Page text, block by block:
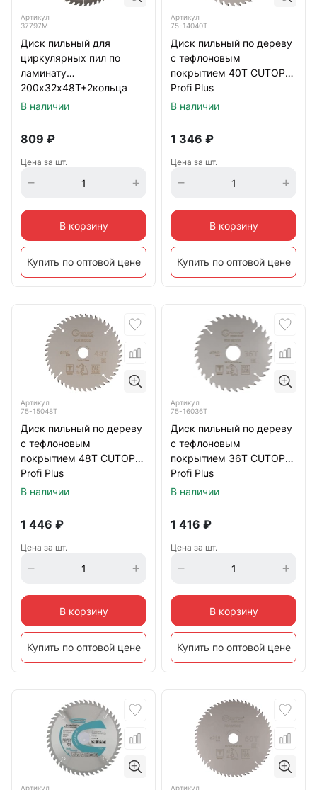
Артикул
37797М
Диск пильный для
циркулярных пил по
ламинату
200х32х48Т+2кольца
32/30 и 30/20 мм
В наличии
809 ₽
Цена за шт.
В корзину
Купить по оптовой цене
Артикул
75-14040Т
Диск пильный по дереву
с тефлоновым
покрытием 40Т CUTOP
Profi Plus
140х1,2/1,8х20/16/12 мм
В наличии
1 346 ₽
Цена за шт.
В корзину
Купить по оптовой цене
Артикул
75-15048Т
Диск пильный по дереву
с тефлоновым
покрытием 48Т CUTOP
Profi Plus
150х1,3/2,0х20/16/12 мм
В наличии
1 446 ₽
Цена за шт.
В корзину
Купить по оптовой цене
Артикул
75-16036Т
Диск пильный по дереву
с тефлоновым
покрытием 36Т CUTOP
Profi Plus
160х1,3/2,0х30/25,4/20/16
В наличии
1 416 ₽
Цена за шт.
В корзину
Купить по оптовой цене
Артикул Артикул